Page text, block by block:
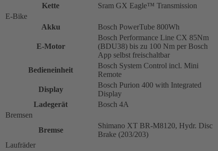
Kette
Sram GX Eagle™ Transmission
E-Bike
Akku
Bosch PowerTube 800Wh
E-Motor
Bosch Performance Line CX 85Nm
(BDU38) bis zu 100 Nm per Bosch
App selbst freischaltbar
Bedieneinheit
Bosch System Control incl. Mini
Remote
Display
Bosch Purion 400 with Integrated
Display
Ladegerät
Bosch 4A
Bremsen
Bremse
Shimano XT BR-M8120, Hydr. Disc
Brake (203/203)
Laufräder